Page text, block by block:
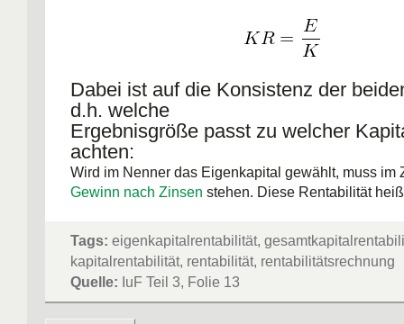
Dabei ist auf die Konsistenz der
d.h. welche
Ergebnisgröße passt zu welcher
achten:
Wird im Nenner das Eigenkapital gewählt, muss im
Gewinn nach Zinsen stehen. Diese Rentabilität
Wird im Nenner das Gesamtkapital (Eigen- und
berücksichtigt, wird im Zähler der Gewinn vor
eingesetzt. Diese Rentabilität wird als
Tags: eigenkapitalrentabilität,
kapitalrentabilität, rentabilität, rentabilitätsrechnung
Quelle: IuF Teil 3, Folie 13